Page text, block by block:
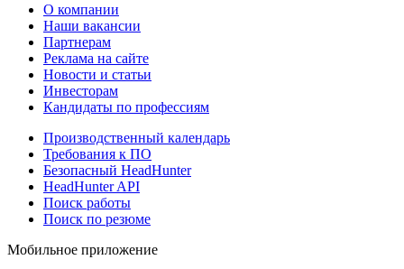
О компании
Наши вакансии
Партнерам
Реклама на сайте
Новости и статьи
Инвесторам
Кандидаты по профессиям
Производственный календарь
Требования к ПО
Безопасный HeadHunter
HeadHunter API
Поиск работы
Поиск по резюме
Мобильное приложение